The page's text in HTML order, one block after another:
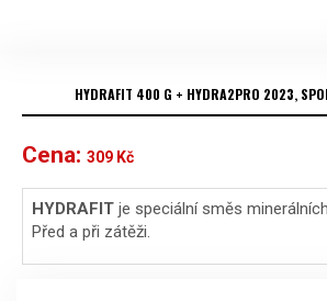
HYDRAFIT 400 G + HYDRA2PRO 2023,
Cena: 309 Kč
HYDRAFIT je speciální směs
Před a při zátěži.